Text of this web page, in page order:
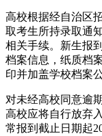
高校根据经自治区
取考生所持录取通
相关手续。新生报
档案信息，纸质档
印并加盖学校档案
对未经高校同意逾
高校应将自行放弃
常报到截止日期起